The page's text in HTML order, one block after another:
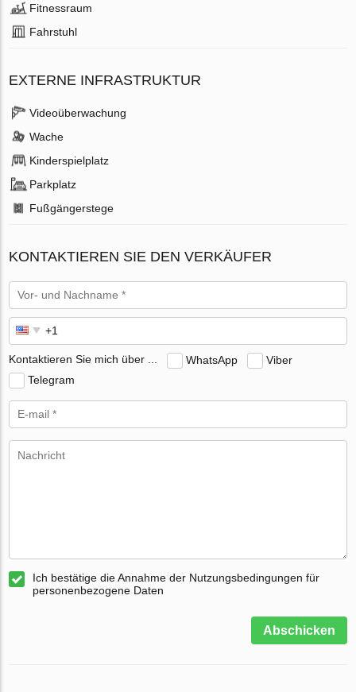
Fitnessraum
Fahrstuhl
EXTERNE INFRASTRUKTUR
Videoüberwachung
Wache
Kinderspielplatz
Parkplatz
Fußgängerstege
KONTAKTIEREN SIE DEN VERKÄUFER
Kontaktieren Sie mich über ... WhatsApp
Viber
Telegram
Ich bestätige die Annahme der Nutzungsbedingungen für
personenbezogene Daten
Abschicken